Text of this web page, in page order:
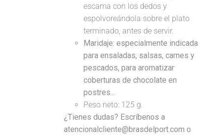
escama con los dedos y
espolvoreándola sobre el plato
terminado, antes de servir.
Maridaje: especialmente indicada
para ensaladas, salsas, carnes y
pescados, para aromatizar
coberturas de chocolate en
postres...
Peso neto: 125 g.
¿Tienes dudas? Escríbenos a
atencionalcliente@brasdelport.com o